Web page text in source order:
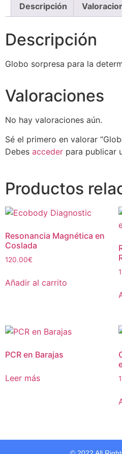
Descripción
Descripción
Globo sorpresa para la
Valoraciones
No hay valoraciones aún.
Sé el primero en valorar
Debes acceder para publicar
Productos
Resonancia Magnética en
Coslada
120.00€
Añadir al carrito
PCR en Barajas
Leer más